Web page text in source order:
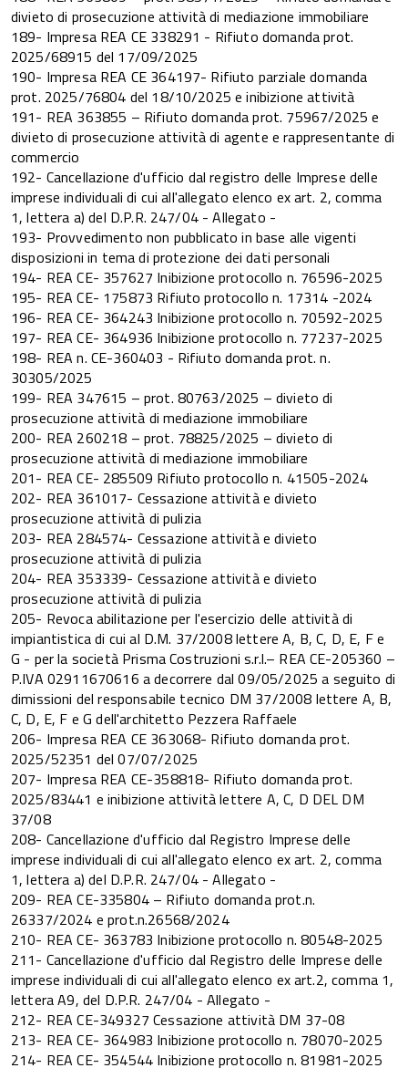
divieto di prosecuzione attività di mediazione immobiliare
189- Impresa REA CE 338291 - Rifiuto domanda prot.
2025/68915 del 17/09/2025
190- Impresa REA CE 364197- Rifiuto parziale domanda
prot. 2025/76804 del 18/10/2025 e inibizione attività
191- REA 363855 – Rifiuto domanda prot. 75967/2025 e
divieto di prosecuzione attività di agente e rappresentante di
commercio
192- Cancellazione d'ufficio dal registro delle Imprese delle
imprese individuali di cui all'allegato elenco ex art. 2, comma
1, lettera a) del D.P.R. 247/04 - Allegato -
193- Provvedimento non pubblicato in base alle vigenti
disposizioni in tema di protezione dei dati personali
194- REA CE- 357627 Inibizione protocollo n. 76596-2025
195- REA CE- 175873 Rifiuto protocollo n. 17314 -2024
196- REA CE- 364243 Inibizione protocollo n. 70592-2025
197- REA CE- 364936 Inibizione protocollo n. 77237-2025
198- REA n. CE-360403 - Rifiuto domanda prot. n.
30305/2025
199- REA 347615 – prot. 80763/2025 – divieto di
prosecuzione attività di mediazione immobiliare
200- REA 260218 – prot. 78825/2025 – divieto di
prosecuzione attività di mediazione immobiliare
201- REA CE- 285509 Rifiuto protocollo n. 41505-2024
202- REA 361017- Cessazione attività e divieto
prosecuzione attività di pulizia
203- REA 284574- Cessazione attività e divieto
prosecuzione attività di pulizia
204- REA 353339- Cessazione attività e divieto
prosecuzione attività di pulizia
205- Revoca abilitazione per l'esercizio delle attività di
impiantistica di cui al D.M. 37/2008 lettere A, B, C, D, E, F e
G - per la società Prisma Costruzioni s.r.l.– REA CE-205360 –
P.IVA 02911670616 a decorrere dal 09/05/2025 a seguito di
dimissioni del responsabile tecnico DM 37/2008 lettere A, B,
C, D, E, F e G dell'architetto Pezzera Raffaele
206- Impresa REA CE 363068- Rifiuto domanda prot.
2025/52351 del 07/07/2025
207- Impresa REA CE-358818- Rifiuto domanda prot.
2025/83441 e inibizione attività lettere A, C, D DEL DM
37/08
208- Cancellazione d'ufficio dal Registro Imprese delle
imprese individuali di cui all'allegato elenco ex art. 2, comma
1, lettera a) del D.P.R. 247/04 - Allegato -
209- REA CE-335804 – Rifiuto domanda prot.n.
26337/2024 e prot.n.26568/2024
210- REA CE- 363783 Inibizione protocollo n. 80548-2025
211- Cancellazione d'ufficio dal Registro delle Imprese delle
imprese individuali di cui all'allegato elenco ex art.2, comma 1,
lettera A9, del D.P.R. 247/04 - Allegato -
212- REA CE-349327 Cessazione attività DM 37-08
213- REA CE- 364983 Inibizione protocollo n. 78070-2025
214- REA CE- 354544 Inibizione protocollo n. 81981-2025